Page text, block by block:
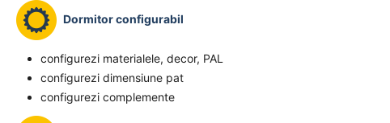
Dormitor configurabil
configurezi materialele, decor, PAL
configurezi dimensiune pat
configurezi complemente